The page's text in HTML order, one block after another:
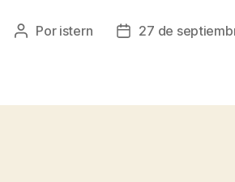
Autor
Por istern
Fecha27 de